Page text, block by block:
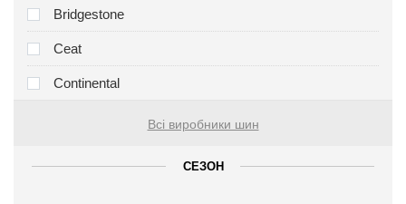
Bridgestone
Ceat
Continental
Всі виробники шин
СЕЗОН